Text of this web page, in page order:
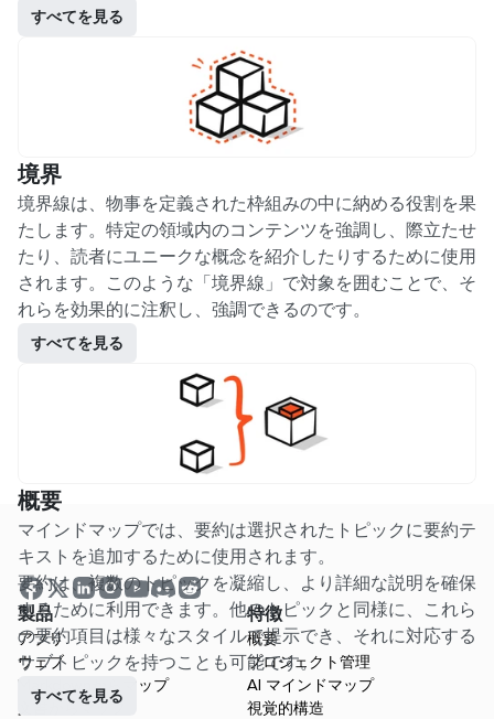
すべてを見る
境界
境界線は、物事を定義された枠組みの中に納める役割を果
たします。特定の領域内のコンテンツを強調し、際立たせ
たり、読者にユニークな概念を紹介したりするために使用
されます。このような「境界線」で対象を囲むことで、そ
れらを効果的に注釈し、強調できるのです。
すべてを見る
概要
マインドマップでは、要約は選択されたトピックに要約テ
キストを追加するために使用されます。
要約は、複数のトピックを凝縮し、より詳細な説明を確保
するために利用できます。他のトピックと同様に、これら
の要約項目は様々なスタイルで提示でき、それに対応する
サブトピックを持つことも可能です。
すべてを見る
製品
アプリ
ウェブ
Markdownからマップ
文書からマップ
特徴
概要
プロジェクト管理
AI マインドマップ
視覚的構造